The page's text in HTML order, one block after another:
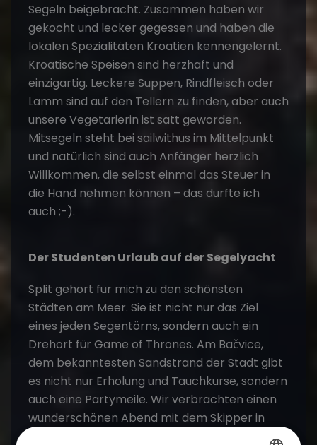
Segeln beigebracht. Zusammen haben wir
gekocht und lecker gegessen und haben die
lokalen Spezialitäten Kroatien kennengelernt.
Kroatische Speisen sind herzhaft und
einzigartig. Leckere Suppen, Rindfleisch oder
Lamm sind auf den Tellern zu finden, aber auch
unsere Vegetarierin ist satt geworden.
Mitsegeln steht bei sailwithus im Mittelpunkt
und natürlich sind auch Anfänger herzlich
Willkommen, die selbst einmal das Steuer in
die Hand nehmen können – das durfte ich
auch ;-).
Der Studenten Urlaub auf der Segelyacht
Split gehört für mich zu den schönsten
Städten am Meer. Sie ist nicht nur das Ziel
eines jeden Segentörns, sondern auch ein
Drehort für Game of Thrones. Am Bačvice,
dem bekanntesten Sandstrand der Stadt gibt
es nicht nur Erholung und Tauchkurse, sondern
auch eine Partymeile. Wir verbrachten einen
wunderschönen Abend mit dem Skipper in
Split und fuhren dann weiter entlang der Küste.